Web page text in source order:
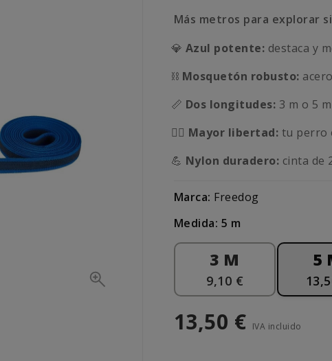
Más metros para explorar
💎 Azul potente: destaca y
⛓ Mosquetón robusto:
📏 Dos longitudes: 3 m o 5
🚶‍♂️ Mayor libertad: tu perro
💪 Nylon duradero: cinta de
Marca: Freedog
Medida: 5 m
3 M
9,10 €
5
13,50 € IVA incluido